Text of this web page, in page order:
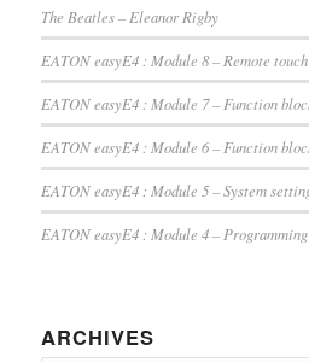
The Beatles – Eleanor Rigby
EATON easyE4 : Module 8 – Remote
EATON easyE4 : Module 7 – Function
EATON easyE4 : Module 6 – Function
EATON easyE4 : Module 5 – System
EATON easyE4 : Module 4 –
ARCHIVES